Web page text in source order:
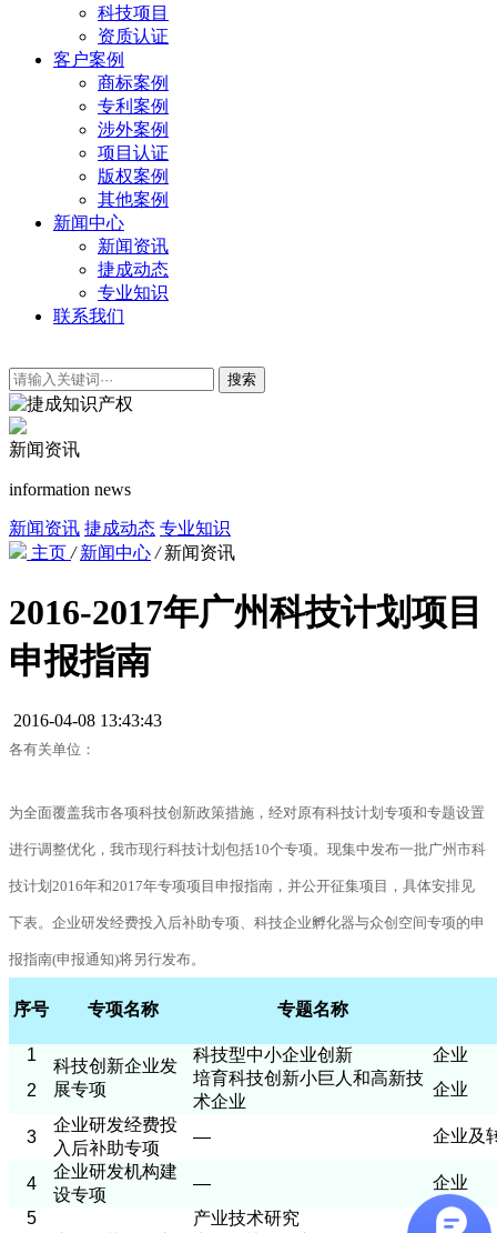
科技项目
资质认证
客户案例
商标案例
专利案例
涉外案例
项目认证
版权案例
其他案例
新闻中心
新闻资讯
捷成动态
专业知识
联系我们
搜索
新闻资讯
information news
新闻资讯 捷成动态 专业知识
主页 / 新闻中心 / 新闻资讯
2016-2017年广州科技计划项目
申报指南
2016-04-08 13:43:43
各有关单位：
为全面覆盖我市各项科技创新政策措施，经对原有科技计划专项和专题设置
进行调整优化，我市现行科技计划包括10个专项。现集中发布一批广州市科
技计划2016年和2017年专项项目申报指南，并公开征集项目，具体安排见
下表。 企业研发经费投入后补助专项、科技企业孵化器与众创空间专项的申
报指南(申报通知)将另行发布。
序号 专项名称 专题名称
1
科技创新企业发
展专项
科技型中小企业创新
企业
2
培育科技创新小巨人和高新技
术企业
企业
3
企业研发经费投
入后补助专项
— 企业及
4
企业研发机构建
设专项
—
企业
5
产业技术研究